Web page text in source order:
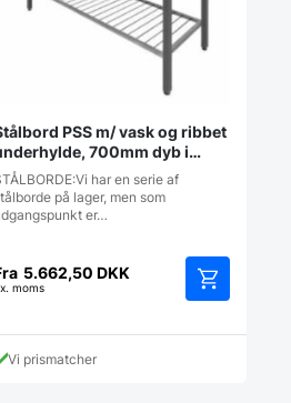
PSS m/ vask og ribbet
700mm dyb i
længderhar en serie af
på lager, men som
er…
5.662,50 DKK
moms
vare
Vi prismatcher